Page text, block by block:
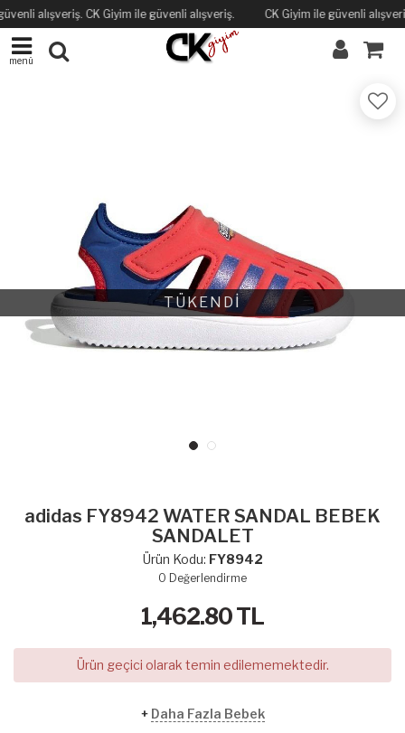
alışveriş. CK Giyim ile güvenli alışveriş. CK Giyim ile güvenli
menü
TÜKENDİ
adidas FY8942 WATER SANDAL BEBEK
SANDALET
Ürün Kodu: FY8942
0 Değerlendirme
1,462.80TL
Ürün geçici olarak temin edilememektedir.
+ Daha Fazla Bebek